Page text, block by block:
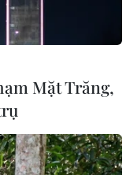
sản xuất chip
đẩy sản xuất
Vietnam+)
Mặt Trăng,